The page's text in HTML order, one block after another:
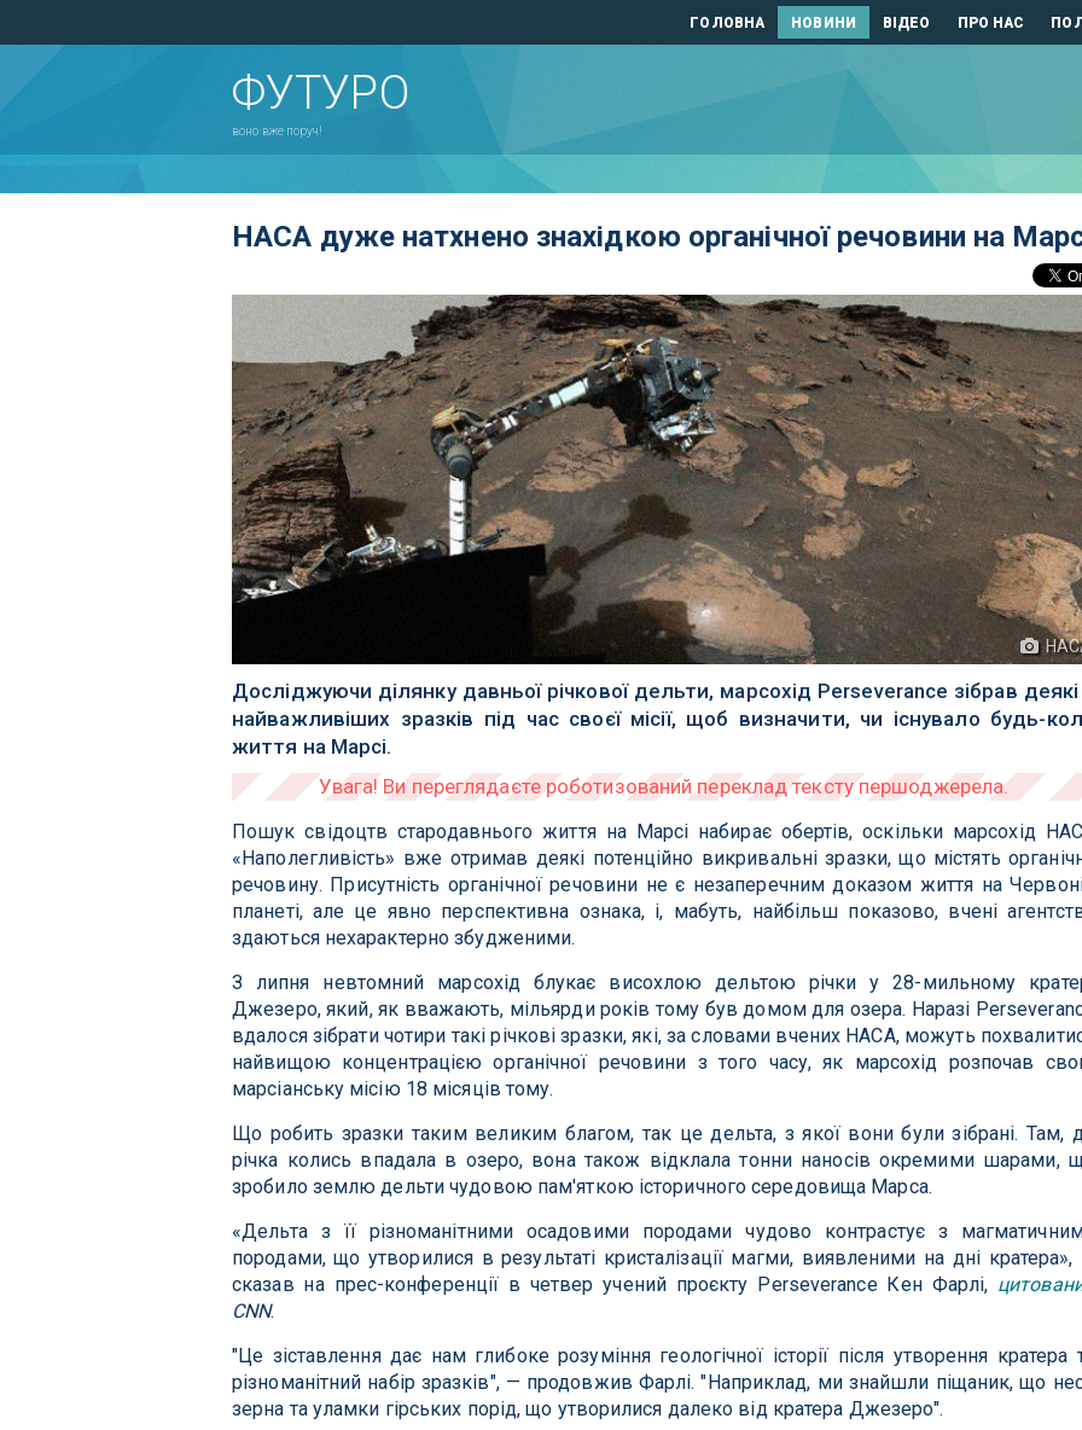
ГОЛОВНА НОВИНИ ВІДЕО ПРО НАС
ФУТУРО
воно вже поруч!
НАСА дуже натхнено знахідкою органічної речовини на
Досліджуючи ділянку давньої річкової дельти, марсохід Perseverance зібрав деякі
найважливіших зразків під час своєї місії, щоб визначити, чи існувало будь-
життя на Марсі.
Пошук свідоцтв стародавнього життя на Марсі набирає обертів, оскільки марсохід
«Наполегливість» вже отримав деякі потенційно викривальні зразки, що містять
речовину. Присутність органічної речовини не є незаперечним доказом життя на
планеті, але це явно перспективна ознака, і, мабуть, найбільш показово, вчені
здаються нехарактерно збудженими.
З липня невтомний марсохід блукає висохлою дельтою річки у 28-мильному
Джезеро, який, як вважають, мільярди років тому був домом для озера. Наразі
вдалося зібрати чотири такі річкові зразки, які, за словами вчених НАСА, можуть
найвищою концентрацією органічної речовини з того часу, як марсохід розпочав
марсіанську місію 18 місяців тому.
Що робить зразки таким великим благом, так це дельта, з якої вони були зібрані. Там,
річка колись впадала в озеро, вона також відклала тонни наносів окремими шарами,
зробило землю дельти чудовою пам'яткою історичного середовища Марса.
«Дельта з її різноманітними осадовими породами чудово контрастує з
породами, що утворилися в результаті кристалізації магми, виявленими на дні кратера»,
сказав на прес-конференції в четвер учений проєкту Perseverance Кен Фарлі,
CNN.
"Це зіставлення дає нам глибоке розуміння геологічної історії після утворення кратера
різноманітний набір зразків", — продовжив Фарлі. "Наприклад, ми знайшли піщаник, що
зерна та уламки гірських порід, що утворилися далеко від кратера Джезеро".